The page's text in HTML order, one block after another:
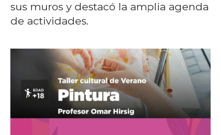
sus muros y destacó la amplia agenda
de actividades.